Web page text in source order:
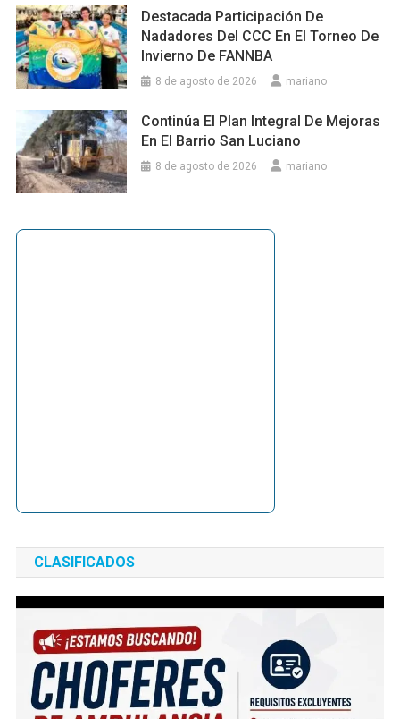
Destacada Participación De
Nadadores Del CCC En El Torneo De
Invierno De FANNBA
8 de agosto de 2026 mariano
Continúa El Plan Integral De Mejoras
En El Barrio San Luciano
8 de agosto de 2026 mariano
CLASIFICADOS